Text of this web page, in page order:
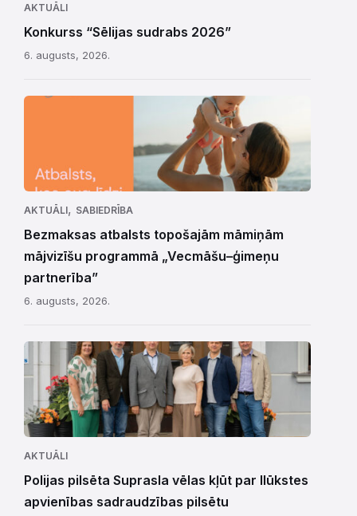
AKTUĀLI
Konkurss “Sēlijas sudrabs 2026”
6. augusts, 2026.
AKTUĀLI, SABIEDRĪBA
Bezmaksas atbalsts topošajām māmiņām
mājvizīšu programmā „Vecmāšu–ģimeņu
partnerība”
6. augusts, 2026.
AKTUĀLI
Polijas pilsēta Suprasla vēlas kļūt par Ilūkstes
apvienības sadraudzības pilsētu